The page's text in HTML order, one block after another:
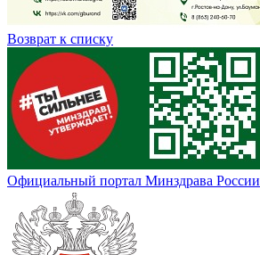
Возврат к списку
Официальный портал Минздрава России